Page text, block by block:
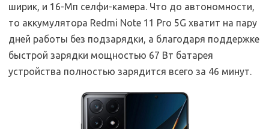
ширик, и 16-Мп селфи-камера. Что до автономности,
то аккумулятора Redmi Note 11 Pro 5G хватит на пару
дней работы без подзарядки, а благодаря поддержке
быстрой зарядки мощностью 67 Вт батарея
устройства полностью зарядится всего за 46 минут.